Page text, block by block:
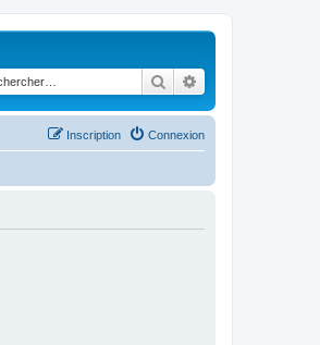
Rechercher
Connexion
Inscription